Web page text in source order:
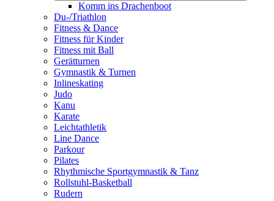
Komm ins Drachenboot
Du-/Triathlon
Fitness & Dance
Fitness für Kinder
Fitness mit Ball
Gerätturnen
Gymnastik & Turnen
Inlineskating
Judo
Kanu
Karate
Leichtathletik
Line Dance
Parkour
Pilates
Rhythmische Sportgymnastik & Tanz
Rollstuhl-Basketball
Rudern